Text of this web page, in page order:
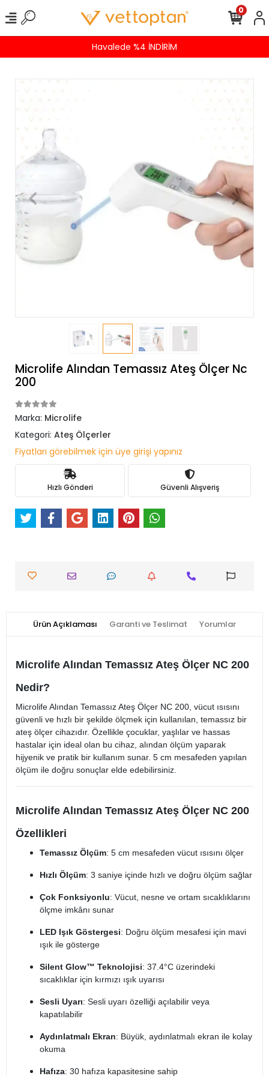
Havalede %4 İNDİRİM
0
Microlife Alından Temassız Ateş Ölçer Nc
200
Marka: Microlife
Kategori: Ateş Ölçerler
Fiyatları görebilmek için üye girişi yapınız
Hızlı Gönderi Güvenli Alışveriş
Ürün Açıklaması Garanti ve Teslimat Yorumlar
Microlife Alından Temassız Ateş Ölçer NC 200
Nedir?
Microlife Alından Temassız Ateş Ölçer NC 200, vücut ısısını
güvenli ve hızlı bir şekilde ölçmek için kullanılan, temassız bir
ateş ölçer cihazıdır. Özellikle çocuklar, yaşlılar ve hassas
hastalar için ideal olan bu cihaz, alından ölçüm yaparak
hijyenik ve pratik bir kullanım sunar. 5 cm mesafeden yapılan
ölçüm ile doğru sonuçlar elde edebilirsiniz.
Microlife Alından Temassız Ateş Ölçer NC 200
Özellikleri
Temassız Ölçüm: 5 cm mesafeden vücut ısısını ölçer
Hızlı Ölçüm: 3 saniye içinde hızlı ve doğru ölçüm sağlar
Çok Fonksiyonlu: Vücut, nesne ve ortam sıcaklıklarını
ölçme imkânı sunar
LED Işık Göstergesi: Doğru ölçüm mesafesi için mavi
ışık ile gösterge
Silent Glow™ Teknolojisi: 37.4°C üzerindeki
sıcaklıklar için kırmızı ışık uyarısı
Sesli Uyarı: Sesli uyarı özelliği açılabilir veya
kapatılabilir
Aydınlatmalı Ekran: Büyük, aydınlatmalı ekran ile kolay
okuma
Hafıza: 30 hafıza kapasitesine sahip